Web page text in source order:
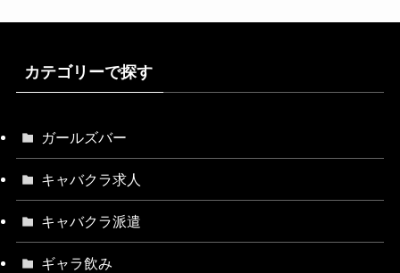
カテゴリーで探す
ガールズバー
キャバクラ求人
キャバクラ派遣
ギャラ飲み